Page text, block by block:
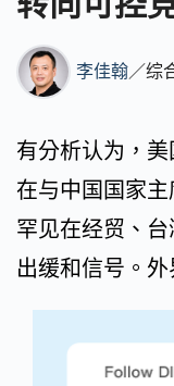
李佳翰／综
有分析认为，美
在与中国国家
罕见在经贸、
出缓和信号。